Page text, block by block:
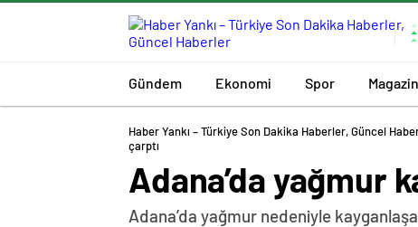
Gündem Ekonomi Spor Magazin
Haber Yankı – Türkiye Son Dakika Haberler, Güncel
çarptı
Adana’da yağmur
Adana’da yağmur nedeniyle